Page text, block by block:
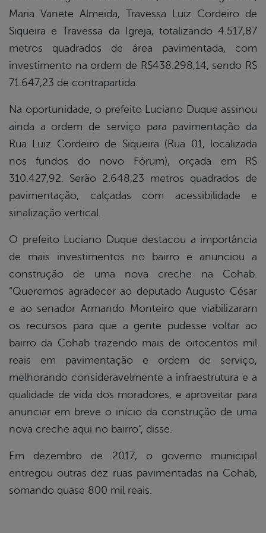
Maria Vanete Almeida, Travessa Luiz Cordeiro de
Siqueira e Travessa da Igreja, totalizando 4.517,87
metros quadrados de área pavimentada, com
investimento na ordem de R$438.298,14, sendo R$
71.647,23 de contrapartida.
Na oportunidade, o prefeito Luciano Duque assinou
ainda a ordem de serviço para pavimentação da
Rua Luiz Cordeiro de Siqueira (Rua 01, localizada
nos fundos do novo Fórum), orçada em R$
310.427,92. Serão 2.648,23 metros quadrados de
pavimentação, calçadas com acessibilidade e
sinalização vertical.
O prefeito Luciano Duque destacou a importância
de mais investimentos no bairro e anunciou a
construção de uma nova creche na Cohab.
“Queremos agradecer ao deputado Augusto César
e ao senador Armando Monteiro que viabilizaram
os recursos para que a gente pudesse voltar ao
bairro da Cohab trazendo mais de oitocentos mil
reais em pavimentação e ordem de serviço,
melhorando consideravelmente a infraestrutura e a
qualidade de vida dos moradores, e aproveitar para
anunciar em breve o início da construção de uma
nova creche aqui no bairro”, disse.
Em dezembro de 2017, o governo municipal
entregou outras dez ruas pavimentadas na Cohab,
somando quase 800 mil reais.